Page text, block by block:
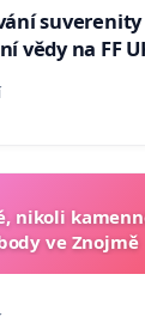
suverenity
vědy na FF
nikoli
ve Znojmě